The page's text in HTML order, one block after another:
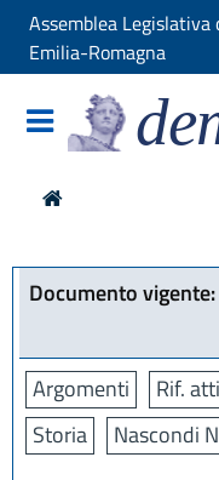
Assemblea Legislativa
Emilia-Romagna
Documento vigente:
Argomenti Rif.
Storia
Nascondi